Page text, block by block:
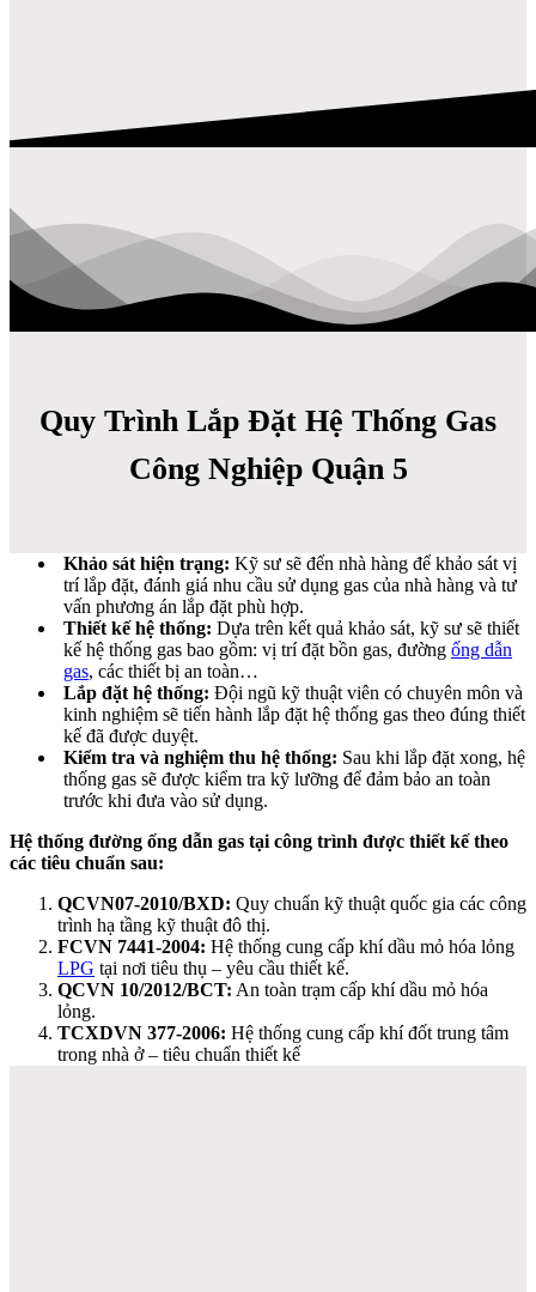
Quy Trình Lắp Đặt Hệ Thống Gas
Công Nghiệp Quận 5
Khảo sát hiện trạng: Kỹ sư sẽ đến nhà hàng để khảo sát vị
trí lắp đặt, đánh giá nhu cầu sử dụng gas của nhà hàng và tư
vấn phương án lắp đặt phù hợp.
Thiết kế hệ thống: Dựa trên kết quả khảo sát, kỹ sư sẽ thiết
kế hệ thống gas bao gồm: vị trí đặt bồn gas, đường ống dẫn
gas, các thiết bị an toàn…
Lắp đặt hệ thống: Đội ngũ kỹ thuật viên có chuyên môn và
kinh nghiệm sẽ tiến hành lắp đặt hệ thống gas theo đúng thiết
kế đã được duyệt.
Kiểm tra và nghiệm thu hệ thống: Sau khi lắp đặt xong, hệ
thống gas sẽ được kiểm tra kỹ lưỡng để đảm bảo an toàn
trước khi đưa vào sử dụng.
Hệ thống đường ống dẫn gas tại công trình được thiết kế theo
các tiêu chuẩn sau:
QCVN07-2010/BXD: Quy chuẩn kỹ thuật quốc gia các công
trình hạ tầng kỹ thuật đô thị.
FCVN 7441-2004: Hệ thống cung cấp khí dầu mỏ hóa lỏng
LPG tại nơi tiêu thụ – yêu cầu thiết kế.
QCVN 10/2012/BCT: An toàn trạm cấp khí dầu mỏ hóa
lỏng.
TCXDVN 377-2006: Hệ thống cung cấp khí đốt trung tâm
trong nhà ở – tiêu chuẩn thiết kế